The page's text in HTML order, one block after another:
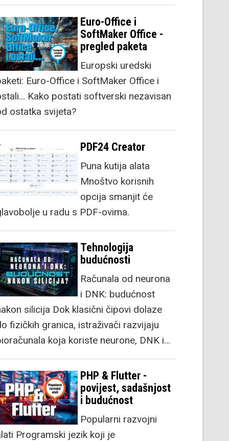
Euro-Office i
SoftMaker Office -
pregled paketa
Europski uredski
Euro-Office i SoftMaker Office i
Kako postati softverski nezavisan
ostatka svijeta?
PDF24 Creator
Puna kutija alata
Mnoštvo korisnih
opcija smanjit će
u radu s PDF-ovima.
Tehnologija
budućnosti
Računala od neurona
i DNK: budućnost
silicija Dok klasični čipovi dolaze
fizičkih granica, istraživači razvijaju
koja koriste neurone, DNK i…
PHP & Flutter -
povijest, sadašnjost
i budućnost
Popularni razvojni
Programski jezik koji je